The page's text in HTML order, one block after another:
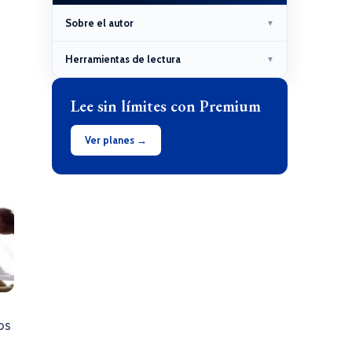
Sobre el autor ▼
Herramientas de lectura ▼
Lee sin límites con Premium
Ver planes →